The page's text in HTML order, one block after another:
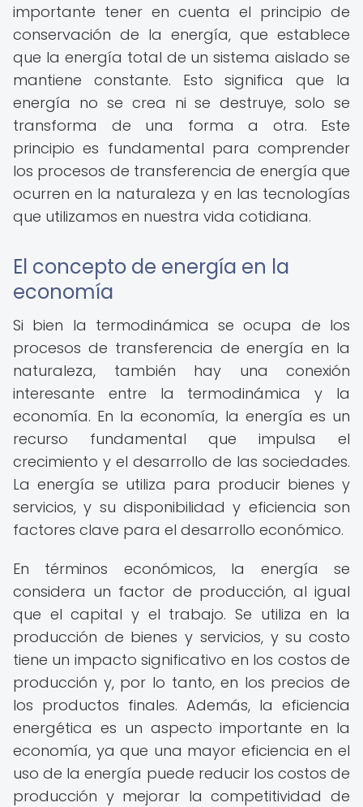
importante tener en cuenta el principio de
conservación de la energía, que establece
que la energía total de un sistema aislado se
mantiene constante. Esto significa que la
energía no se crea ni se destruye, solo se
transforma de una forma a otra. Este
principio es fundamental para comprender
los procesos de transferencia de energía que
ocurren en la naturaleza y en las tecnologías
que utilizamos en nuestra vida cotidiana.
El concepto de energía en la
economía
Si bien la termodinámica se ocupa de los
procesos de transferencia de energía en la
naturaleza, también hay una conexión
interesante entre la termodinámica y la
economía. En la economía, la energía es un
recurso fundamental que impulsa el
crecimiento y el desarrollo de las sociedades.
La energía se utiliza para producir bienes y
servicios, y su disponibilidad y eficiencia son
factores clave para el desarrollo económico.
En términos económicos, la energía se
considera un factor de producción, al igual
que el capital y el trabajo. Se utiliza en la
producción de bienes y servicios, y su costo
tiene un impacto significativo en los costos de
producción y, por lo tanto, en los precios de
los productos finales. Además, la eficiencia
energética es un aspecto importante en la
economía, ya que una mayor eficiencia en el
uso de la energía puede reducir los costos de
producción y mejorar la competitividad de